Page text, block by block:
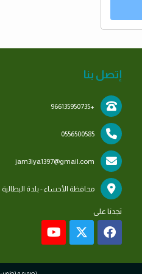
إتصل بنا
+966135950735
0556500585
jam3iya1397@gmail.com
محافظة الأحساء - بلدة البطالية
تجدنا على